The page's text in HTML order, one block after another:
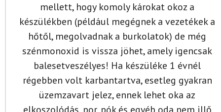
mellett, hogy komoly károkat okoz a
készülékben (például megégnek a vezetékek a
hőtől, megolvadnak a burkolatok) de még
szénmonoxid is vissza jöhet, amely igencsak
balesetveszélyes! Ha készüléke 1 évnél
régebben volt karbantartva, esetleg gyakran
üzemzavart jelez, ennek lehet oka az